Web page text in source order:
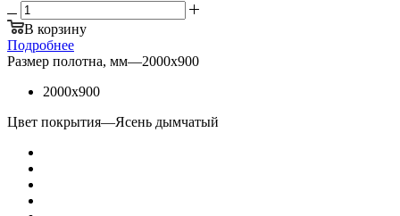
В корзину
Подробнее
Размер полотна, мм—2000x900
2000x900
Цвет покрытия—Ясень дымчатый